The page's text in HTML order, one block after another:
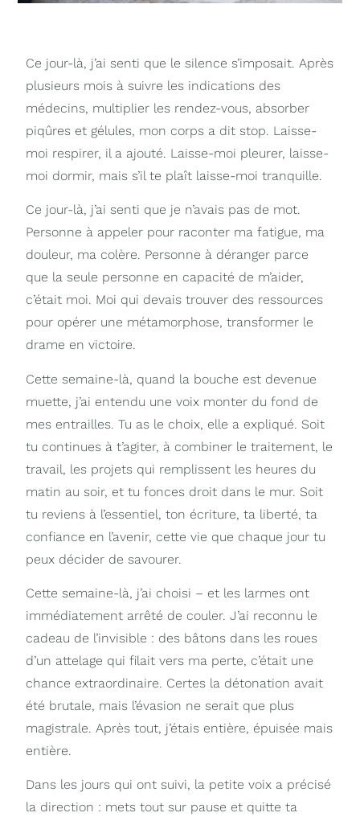
Ce jour-là, j’ai senti que le silence s’imposait. Après
plusieurs mois à suivre les indications des
médecins, multiplier les rendez-vous, absorber
piqûres et gélules, mon corps a dit stop. Laisse-
moi respirer, il a ajouté. Laisse-moi pleurer, laisse-
moi dormir, mais s’il te plaît laisse-moi tranquille.
Ce jour-là, j’ai senti que je n’avais pas de mot.
Personne à appeler pour raconter ma fatigue, ma
douleur, ma colère. Personne à déranger parce
que la seule personne en capacité de m’aider,
c’était moi. Moi qui devais trouver des ressources
pour opérer une métamorphose, transformer le
drame en victoire.
Cette semaine-là, quand la bouche est devenue
muette, j’ai entendu une voix monter du fond de
mes entrailles. Tu as le choix, elle a expliqué. Soit
tu continues à t’agiter, à combiner le traitement, le
travail, les projets qui remplissent les heures du
matin au soir, et tu fonces droit dans le mur. Soit
tu reviens à l’essentiel, ton écriture, ta liberté, ta
confiance en l’avenir, cette vie que chaque jour tu
peux décider de savourer.
Cette semaine-là, j’ai choisi – et les larmes ont
immédiatement arrêté de couler. J’ai reconnu le
cadeau de l’invisible : des bâtons dans les roues
d’un attelage qui filait vers ma perte, c’était une
chance extraordinaire. Certes la détonation avait
été brutale, mais l’évasion ne serait que plus
magistrale. Après tout, j’étais entière, épuisée mais
entière.
Dans les jours qui ont suivi, la petite voix a précisé
la direction : mets tout sur pause et quitte ta